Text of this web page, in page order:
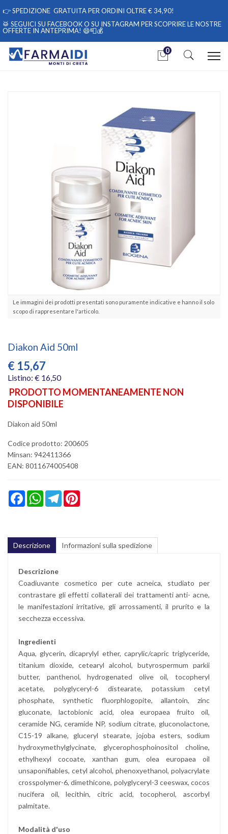
👉SPEDIZIONE GRATUITA PER ORDINI OLTRE € 34,90!
🥁 SEGUICI SU FACEBOOKO SU INSTAGRAM PER SCOPRIRE LE NOSTRE
OFFERTE IN ANTEPRIMA! 😄📮💰
0
Le immagini dei prodotti presentati sono puramente indicative e hanno il solo
scopo di rappresentare l'articolo.
Diakon Aid 50ml
€ 15,67
Listino: € 16,50
PRODOTTO MOMENTANEAMENTE NON
DISPONIBILE
Diakon aid 50ml
Codice prodotto: 200605
Minsan: 942411366
EAN: 8011674005408
FacebookWhatsAppTelegram
Descrizione Informazioni sulla spedizione
Descrizione
Coadiuvante cosmetico per cute acneica, studiato per
contrastare gli effetti collaterali dei trattamenti anti- acne,
le manifestazioni irritative, gli arrossamenti, il prurito e la
secchezza eccessiva.
Ingredienti
Aqua, glycerin, dicaprylyl ether, caprylic/capric triglyceride,
titanium dioxide, cetearyl alcohol, butyrospermum parkii
butter, panthenol, hydrogenated olive oil, tocopheryl
acetate, polyglyceryl-6 distearate, potassium cetyl
phosphate, synthetic fluorphlogopite, allantoin, zinc
gluconate, lactobionic acid, olea europaea fruito oil,
ceramide NG, ceramide NP, sodium citrate, gluconolactone,
C15-19 alkane, gluceryl stearate, jojoba esters, sodium
hydroxymethylglycinate, glycerophosphoinositol choline,
ethylhexyl cocoate, xanthan gum, olea europaea oil
unsaponifiables, cetyl alcohol, phenoxyethanol, polyacrylate
crosspolymer-6, dimethicone, polyglyceryl-3 ceeswax, cocos
nucifera oil, lecithin, citric acid, tocopherol, ascorbyl
palmitate.
Modalità d'uso